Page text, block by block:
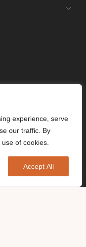
experience, serve
our traffic. By
of cookies.
Accept All